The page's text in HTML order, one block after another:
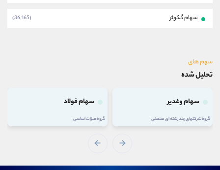
سهام گکوثر (36,165)
سهم های
تحلیل شده
سهام وغدیر
گروه شرکتهای چند رشته ای صنعتی
سهام فولاد
گروه فلزات اساسی